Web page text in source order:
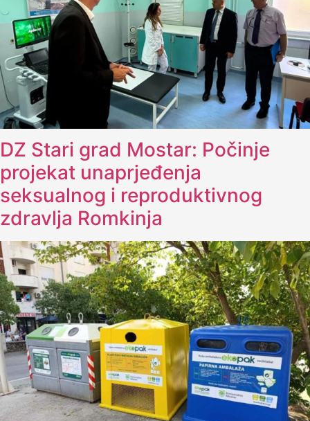
DZ Stari grad Mostar: Počinje
projekat unaprjeđenja
seksualnog i reproduktivnog
zdravlja Romkinja